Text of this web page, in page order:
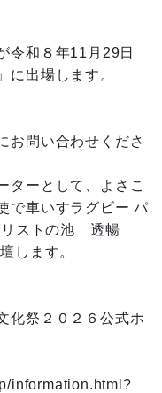
令和８年11月29日
に出場します。
お問い合わせくださ
ターとして、よさこ
で車いすラグビー パ
ストの池　透暢
します。
化祭２０２６公式ホ
information.html?